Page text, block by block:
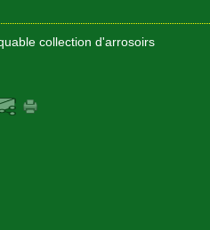
collection d'arrosoirs